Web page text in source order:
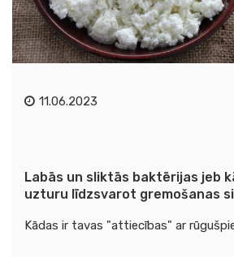
11.06.2023
Labās un sliktās baktērijas jeb
uzturu līdzsvarot gremošanas
Kādas ir tavas "attiecības" ar